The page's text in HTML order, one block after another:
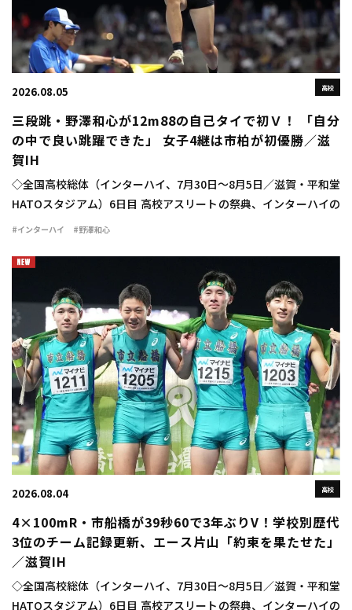
高校
2026.08.05
三段跳・野澤和心が12m88の自己タイで初Ｖ！ 「自分
の中で良い跳躍できた」 女子4継は市柏が初優勝／滋
賀IH
◇全国高校総体（インターハイ、7月30日～8月5日／滋賀・平和堂
HATOスタジアム）6日目 高校アスリートの祭典、インターハイの
6日目が行われ、女子三段跳では野澤和心（甲府南2山梨）が
#インターハイ #野澤和心
高校
2026.08.04
4×100mR・市船橋が39秒60で3年ぶりV！学校別歴代
3位のチーム記録更新、エース片山「約束を果たせた」
／滋賀IH
◇全国高校総体（インターハイ、7月30日～8月5日／滋賀・平和堂
HATOスタジアム）6日目 高校アスリートの祭典、インターハイの